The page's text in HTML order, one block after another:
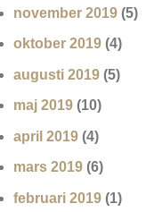
november 2019 (5)
oktober 2019 (4)
augusti 2019 (5)
maj 2019 (10)
april 2019 (4)
mars 2019 (6)
februari 2019 (1)